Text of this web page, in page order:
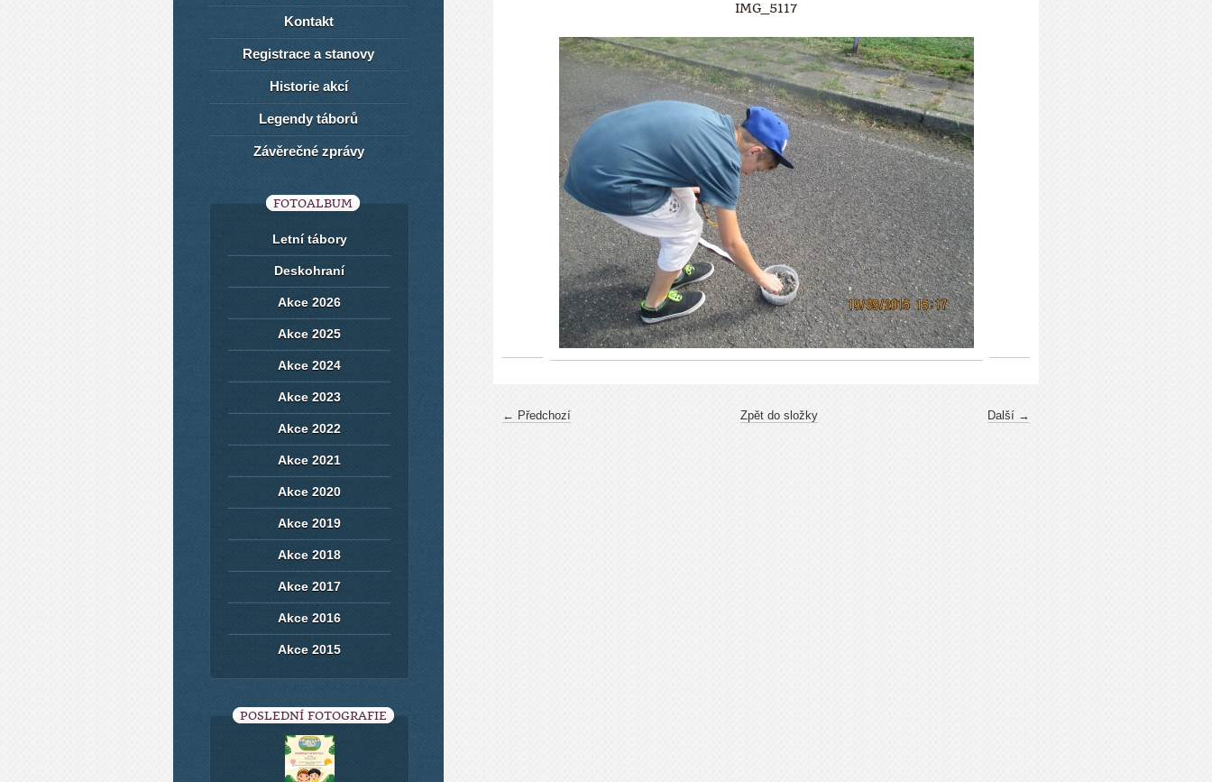
IMG_5117
← Předchozí Další →
Zpět do složky
Kontakt
Registrace a stanovy
Historie akcí
Legendy táborů
Závěrečné zprávy
FOTOALBUM
Letní tábory
Deskohraní
Akce 2026
Akce 2025
Akce 2024
Akce 2023
Akce 2022
Akce 2021
Akce 2020
Akce 2019
Akce 2018
Akce 2017
Akce 2016
Akce 2015
POSLEDNÍ FOTOGRAFIE